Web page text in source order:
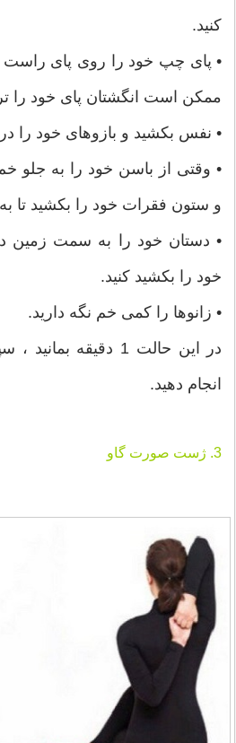
کنید.
• پای چپ خود را روی پای راست
ممکن است انگشتان پای خود را
• نفس بکشید و بازوهای خود را در
• وقتی از باسن خود را به جلو
و ستون فقرات خود را بکشید
• دستان خود را به سمت زمین
خود را بکشید کنید.
• زانوها را کمی خم نگه دارید.
در این حالت 1 دقیقه
انجام دهید.
3. ژست صورت گاو